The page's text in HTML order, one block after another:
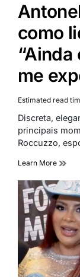
como
me
Estimated read
Discreta,
principais
Roccuzzo,
Learn More